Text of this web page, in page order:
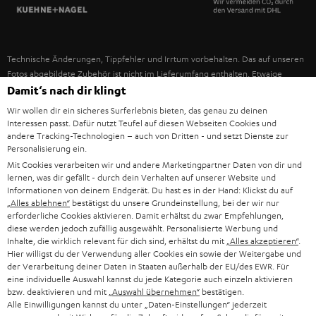
NEUHEITEN
UNSER MANAGEMENT
UNSERE WERTE
BILDUNGSRABATT
GESCHENKGUTSCHEIN
BARRIEREFREIHEIT
USA
WEITERE LÄNDER
Technische Änderungen, Tippfehler und Irrtum vorbehalten. Das auf unseren
Fotos abgebildete Zubehör ist nicht im Lieferumfang enthalten. Etwaige
Entsorgungsgebühren für Batterien sind im Preis inbegriffen.
©2026 Lautsprecher Teufel GmbH - All rights reserved.
Impressum AGB
Vertrag widerrufen
Damit‘s nach dir klingt
Wir wollen dir ein sicheres Surferlebnis bieten, das genau zu deinen
Interessen passt. Dafür nutzt Teufel auf diesen Webseiten Cookies und
andere Tracking-Technologien – auch von Dritten - und setzt Dienste zur
Personalisierung ein.
Mit Cookies verarbeiten wir und andere Marketingpartner Daten von dir und
lernen, was dir gefällt - durch dein Verhalten auf unserer Website und
Informationen von deinem Endgerät. Du hast es in der Hand: Klickst du auf
„Alles ablehnen“ bestätigst du unsere Grundeinstellung, bei der wir nur
erforderliche Cookies aktivieren. Damit erhältst du zwar Empfehlungen,
diese werden jedoch zufällig ausgewählt. Personalisierte Werbung und
Inhalte, die wirklich relevant für dich sind, erhältst du mit „Alles akzeptieren“.
Hier willigst du der Verwendung aller Cookies ein sowie der Weitergabe und
der Verarbeitung deiner Daten in Staaten außerhalb der EU/des EWR. Für
eine individuelle Auswahl kannst du jede Kategorie auch einzeln aktivieren
bzw. deaktivieren und mit „Auswahl übernehmen“ bestätigen.
Alle Einwilligungen kannst du unter „Daten-Einstellungen“ jederzeit